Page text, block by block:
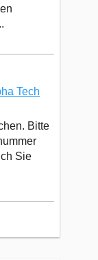
Tech
Bitte
Sie